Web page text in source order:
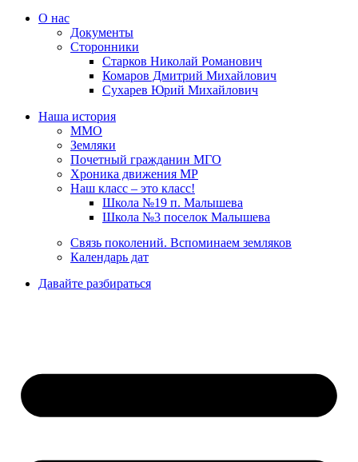
О нас
Документы
Сторонники
Старков Николай Романович
Комаров Дмитрий Михайлович
Сухарев Юрий Михайлович
Наша история
ММО
Земляки
Почетный гражданин МГО
Хроника движения МР
Наш класс – это класс!
Школа №19 п. Малышева
Школа №3 поселок Малышева
Связь поколений. Вспоминаем земляков
Календарь дат
Давайте разбираться